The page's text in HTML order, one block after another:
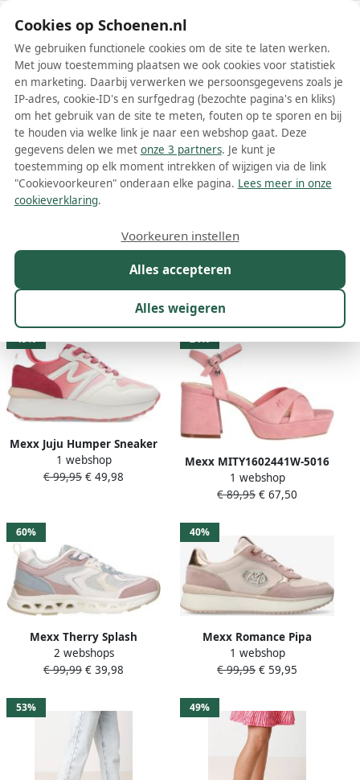
Schoenen.nl
Wis filters Alle filters
Roze Mexx damesschoenen
Meer lezen
Model Kleur
10 resultaten:
49%
Mexx Juju Humper Sneaker
Raspberry Pink Dames
1 webshop
€ 99,95 € 49,98
24%
Mexx MITY1602441W-5016
Rose
1 webshop
€ 89,95 € 67,50
60%
Mexx Therry Splash
Sneakers Laag Roze
2 webshops
€ 99,99 € 39,98
40%
Mexx Romance Pipa
Sneaker Light Pink Dames
1 webshop
€ 99,95 € 59,95
53% 49%
Cookies op Schoenen.nl
We gebruiken functionele cookies om de site te laten werken.
Met jouw toestemming plaatsen we ook cookies voor statistiek
en marketing. Daarbij verwerken we persoonsgegevens zoals je
IP-adres, cookie-ID's en surfgedrag (bezochte pagina's en kliks)
om het gebruik van de site te meten, fouten op te sporen en bij
te houden via welke link je naar een webshop gaat. Deze
gegevens delen we met onze 3 partners. Je kunt je
toestemming op elk moment intrekken of wijzigen via de link
"Cookievoorkeuren" onderaan elke pagina. Lees meer in onze
cookieverklaring.
Alles accepteren
Alles weigeren
Voorkeuren instellen